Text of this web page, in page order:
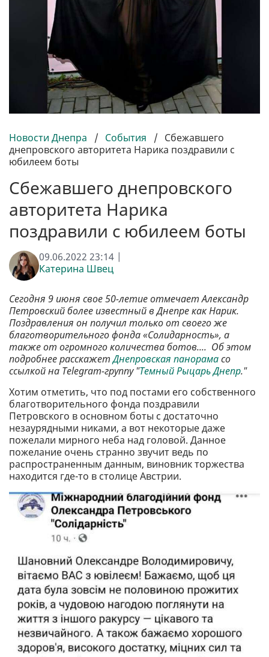
Новости Днепра / События / Сбежавшего
днепровского авторитета Нарика поздравили с
юбилеем боты
Сбежавшего днепровского
авторитета Нарика
поздравили с юбилеем боты
09.06.2022 23:14 |
Катерина Швец
Сегодня 9 июня свое 50-летие отмечает Александр
Петровский более известный в Днепре как Нарик.
Поздравления он получил только от своего же
благотворительного фонда «Солидарность», а
также от огромного количества ботов.... Об этом
подробнее расскажетДнепровская панорамасо
ссылкой на Telegram-группу "Темный Рыцарь Днепр."
Хотим отметить, что под постами его собственного
благотворительного фонда поздравили
Петровского в основном боты с достаточно
незаурядными никами, а вот некоторые даже
пожелали мирного неба над головой. Данное
пожелание очень странно звучит ведь по
распространенным данным, виновник торжества
находится где-то в столице Австрии.